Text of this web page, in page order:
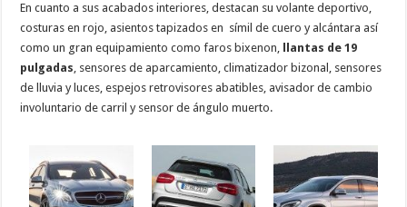
En cuanto a sus acabados interiores, destacan su volante deportivo,
costuras en rojo, asientos tapizados en símil de cuero y alcántara así
como un gran equipamiento como faros bixenon, llantas de 19
pulgadas , sensores de aparcamiento, climatizador bizonal, sensores
de lluvia y luces, espejos retrovisores abatibles, avisador de cambio
involuntario de carril y sensor de ángulo muerto.